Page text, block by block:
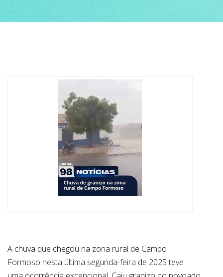
A chuva que chegou na zona rural de Campo
Formoso nesta última segunda-feira de 2025 teve